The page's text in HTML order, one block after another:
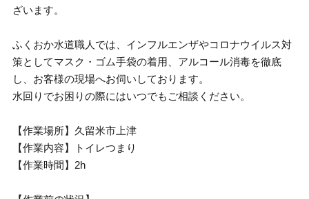
ざいます。
ふくおか水道職人では、インフルエンザやコロナウイルス対
策としてマスク・ゴム手袋の着用、アルコール消毒を徹底
し、お客様の現場へお伺いしております。
水回りでお困りの際にはいつでもご相談ください。
【作業場所】久留米市上津
【作業内容】トイレつまり
【作業時間】2h